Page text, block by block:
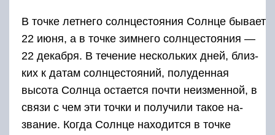
В точке летне­го солнцестояния Солнце бывает
22 июня, а в точке зимнего солнцестояния —
22 декабря. В течение нескольких дней, близ­
ких к датам солнцестояний, полуденная
высота Солнца остается почти неизменной, в
связи с чем эти точки и получили такое на­
звание. Когда Солнце находится в точке